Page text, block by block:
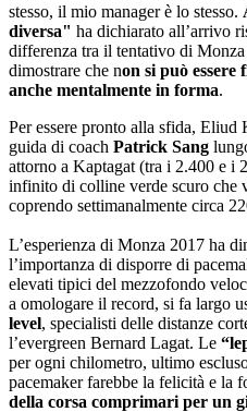
stesso, il mio manager è lo stesso.
diversa" ha dichiarato all’arrivo
differenza tra il tentativo di
dimostrare che non si può essere
anche mentalmente in forma.
Per essere pronto alla sfida, Eliud
guida di coach Patrick Sang
attorno a Kaptagat (tra i 2.400 e i
infinito di colline verde scuro che
coprendo settimanalmente circa
L’esperienza di Monza 2017 ha
l’importanza di disporre di
elevati tipici del mezzofondo
a omologare il record, si fa largo
level, specialisti delle distanze
l’evergreen Bernard Lagat. Le
per ogni chilometro, ultimo
pacemaker farebbe la felicità e la
della corsa comprimari per un